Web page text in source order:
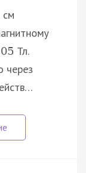
см
05 Тл.
через